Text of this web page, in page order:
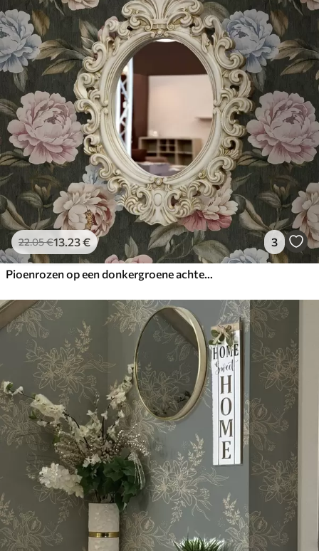
22.05€13.23€ 3
Pioenrozen op een donkergroene achtergrond